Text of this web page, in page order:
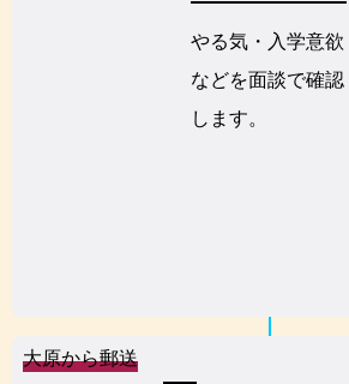
やる気・入学意欲
などを面談で確認
します。
大原から郵送